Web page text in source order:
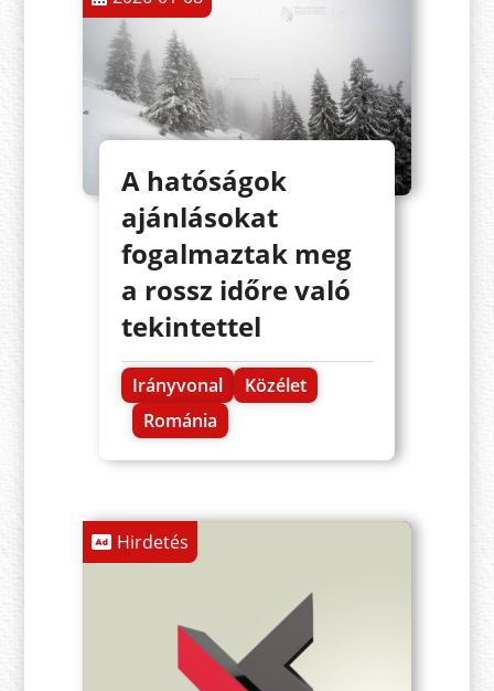
A hatóságok
ajánlásokat
fogalmaztak meg
a rossz időre való
tekintettel
Irányvonal
Közélet
Románia
Hirdetés